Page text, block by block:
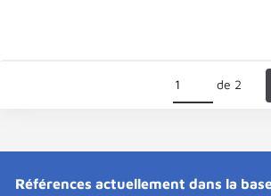
de 2
Références actuellement dans la